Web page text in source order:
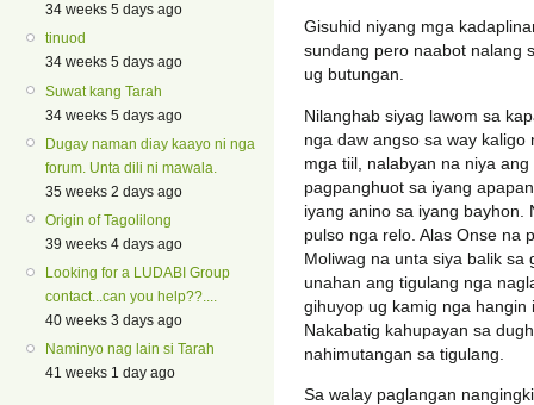
34 weeks 5 days ago
tinuod
34 weeks 5 days ago
Suwat kang Tarah
34 weeks 5 days ago
Dugay naman diay kaayo ni nga
forum. Unta dili ni mawala.
35 weeks 2 days ago
Origin of Tagolilong
39 weeks 4 days ago
Looking for a LUDABI Group
contact...can you help??....
40 weeks 3 days ago
Naminyo nag lain si Tarah
41 weeks 1 day ago
Gisuhid niyang mga
sundang pero naabot nalang
ug butungan.
Nilanghab siyag lawom sa
nga daw angso sa way
mga tiil, nalabyan na niya
pagpanghuot sa iyang
iyang anino sa iyang bayhon.
pulso nga relo. Alas Onse na
Moliwag na unta siya balik
unahan ang tigulang nga
gihuyop ug kamig nga hangin
Nakabatig kahupayan sa
nahimutangan sa tigulang.
Sa walay paglangan